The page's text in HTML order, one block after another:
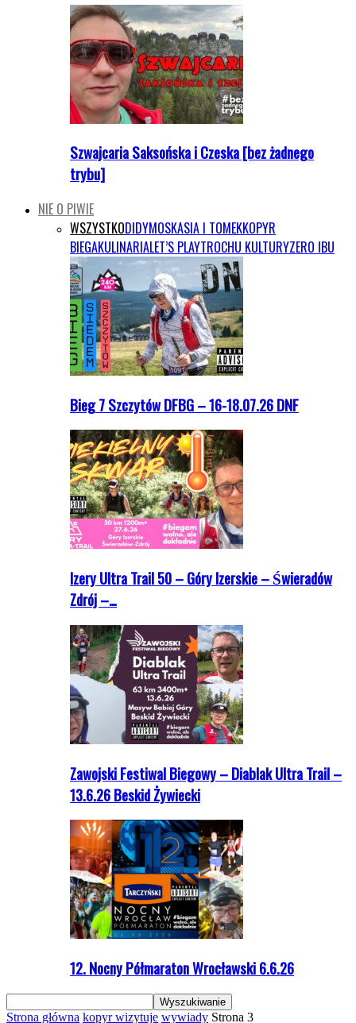
Szwajcaria Saksońska i Czeska [bez żadnego
trybu]
NIE O PIWIE
WSZYSTKODIDYMOSKASIA I TOMEKKOPYR
BIEGAKULINARIALET’S PLAYTROCHU KULTURYZERO IBU
Bieg 7 Szczytów DFBG – 16-18.07.26 DNF
Izery Ultra Trail 50 – Góry Izerskie – Świeradów
Zdrój –…
Zawojski Festiwal Biegowy – Diablak Ultra Trail –
13.6.26 Beskid Żywiecki
12. Nocny Półmaraton Wrocławski 6.6.26
Strona główna kopyr wizytuje wywiady Strona 3